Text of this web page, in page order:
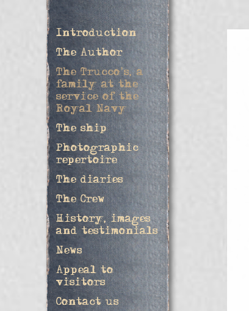
Introduction
The Author
The Trucco's, a
family at the
service of the
Royal Navy
The ship
Photographic
repertoire
The diaries
The Crew
History, images
and testimonials
News
Appeal to
visitors
Contact us